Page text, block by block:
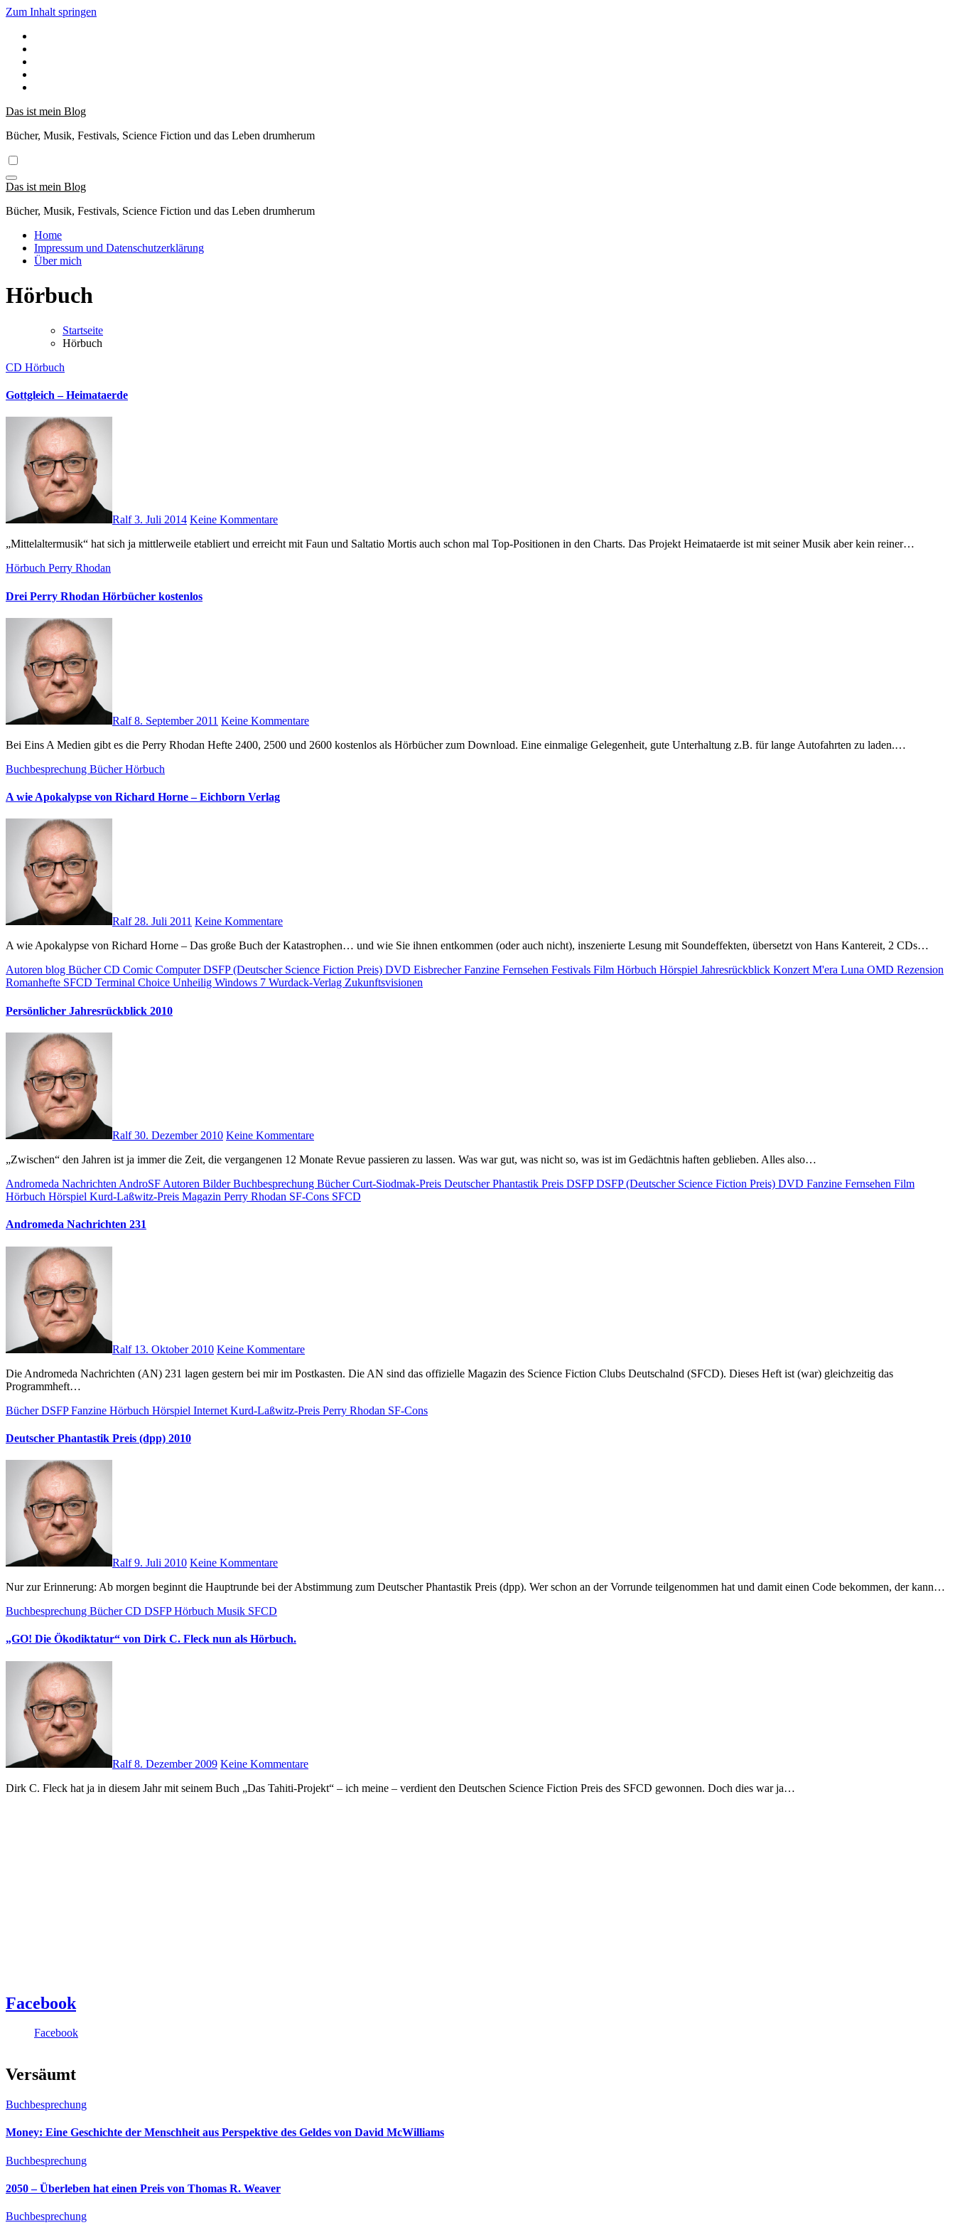
Zum Inhalt springen
Das ist mein Blog
Bücher, Musik, Festivals, Science Fiction und das Leben drumherum
Das ist mein Blog
Bücher, Musik, Festivals, Science Fiction und das Leben drumherum
Home
Impressum und Datenschutzerklärung
Über mich
Hörbuch
Startseite
Hörbuch
CD Hörbuch
Gottgleich – Heimataerde
Ralf3. Juli 2014 Keine Kommentare
„Mittelaltermusik“ hat sich ja mittlerweile etabliert und erreicht mit Faun und Saltatio Mortis auch schon mal Top-Positionen in den Charts. Das Projekt Heimataerde ist mit seiner Musik aber kein reiner…
Hörbuch Perry Rhodan
Drei Perry Rhodan Hörbücher kostenlos
Ralf8. September 2011 Keine Kommentare
Bei Eins A Medien gibt es die Perry Rhodan Hefte 2400, 2500 und 2600 kostenlos als Hörbücher zum Download. Eine einmalige Gelegenheit, gute Unterhaltung z.B. für lange Autofahrten zu laden.…
Buchbesprechung BücherHörbuch
A wie Apokalypse von Richard Horne – Eichborn Verlag
Ralf28. Juli 2011 Keine Kommentare
A wie Apokalypse von Richard Horne – Das große Buch der Katastrophen… und wie Sie ihnen entkommen (oder auch nicht), inszenierte Lesung mit Soundeffekten, übersetzt von Hans Kantereit, 2 CDs…
Autoren blog BücherCD Comic ComputerDSFP (Deutscher Science Fiction Preis) DVD EisbrecherFanzine Fernsehen Festivals Film Hörbuch Hörspiel Jahresrückblick KonzertM'era Luna OMD Rezension
Romanhefte SFCD Terminal Choice Unheilig Windows 7 Wurdack-Verlag Zukunftsvisionen
Persönlicher Jahresrückblick 2010
Ralf30. Dezember 2010 Keine Kommentare
„Zwischen“ den Jahren ist ja immer die Zeit, die vergangenen 12 Monate Revue passieren zu lassen. Was war gut, was nicht so, was ist im Gedächtnis haften geblieben. Alles also…
Andromeda Nachrichten AndroSF Autoren BilderBuchbesprechung BücherCurt-Siodmak-Preis Deutscher Phantastik Preis DSFPDSFP (Deutscher Science Fiction Preis) DVD Fanzine Fernsehen Film
Hörbuch Hörspiel Kurd-Laßwitz-Preis Magazin Perry Rhodan SF-Cons SFCD
Andromeda Nachrichten 231
Ralf 13. Oktober 2010 Keine Kommentare
Die Andromeda Nachrichten (AN) 231 lagen gestern bei mir im Postkasten. Die AN sind das offizielle Magazin des Science Fiction Clubs Deutschalnd (SFCD). Dieses Heft ist (war) gleichzeitig das
Programmheft…
BücherDSFPFanzine Hörbuch Hörspiel Internet Kurd-Laßwitz-Preis Perry Rhodan SF-Cons
Deutscher Phantastik Preis (dpp) 2010
Ralf9. Juli 2010 Keine Kommentare
Nur zur Erinnerung: Ab morgen beginnt die Hauptrunde bei der Abstimmung zum Deutscher Phantastik Preis (dpp). Wer schon an der Vorrunde teilgenommen hat und damit einen Code bekommen, der kann…
Buchbesprechung BücherCD DSFPHörbuch Musik SFCD
„GO! Die Ökodiktatur“ von Dirk C. Fleck nun als Hörbuch.
Ralf8. Dezember 2009 Keine Kommentare
Dirk C. Fleck hat ja in diesem Jahr mit seinem Buch „Das Tahiti-Projekt“ – ich meine – verdient den Deutschen Science Fiction Preis des SFCD gewonnen. Doch dies war ja…
Facebook
Facebook
Versäumt
Buchbesprechung
Money: Eine Geschichte der Menschheit aus Perspektive des Geldes von David McWilliams
Buchbesprechung
2050 – Überleben hat einen Preis von Thomas R. Weaver
Buchbesprechung